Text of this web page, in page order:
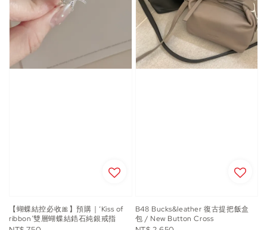
【蝴蝶結控必收🎀】預購｜‘Kiss of
ribbon’雙層蝴蝶結鋯石純銀戒指
B48 Bucks&leather 復古提把飯盒
包 / New Button Cross